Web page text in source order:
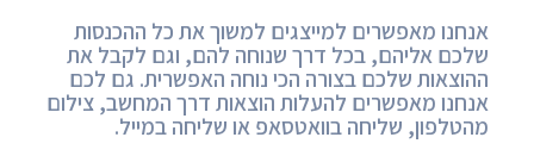
אנחנו מאפשרים למייצגים למשוך את כל ההכנסות
שלכם אליהם, בכל דרך שנוחה להם, וגם לקבל את
ההוצאות שלכם בצורה הכי נוחה האפשרית. גם לכם
אנחנו מאפשרים להעלות הוצאות דרך המחשב, צילום
מהטלפון, שליחה בוואטסאפ או שליחה במייל.